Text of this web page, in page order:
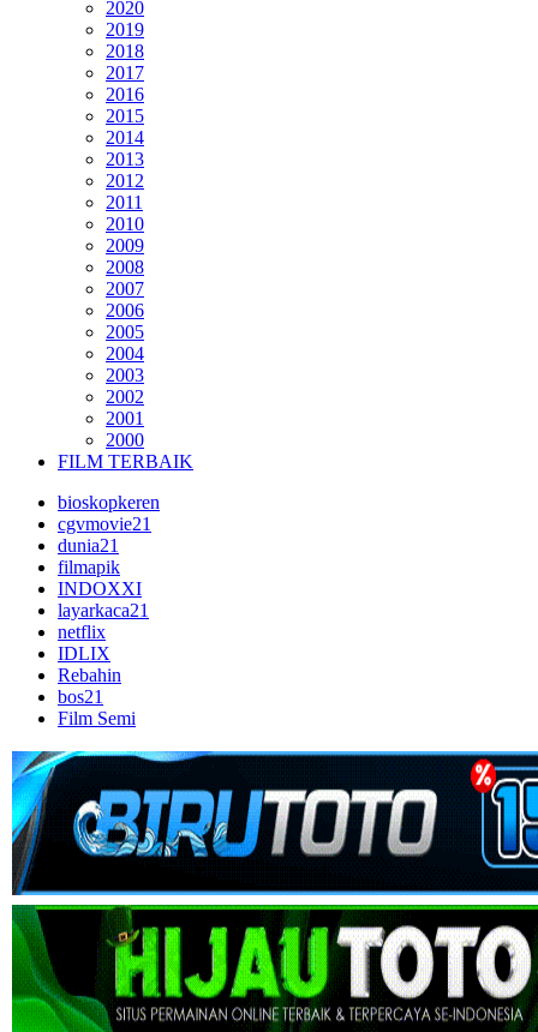
2020
2019
2018
2017
2016
2015
2014
2013
2012
2011
2010
2009
2008
2007
2006
2005
2004
2003
2002
2001
2000
FILM TERBAIK
bioskopkeren
cgvmovie21
dunia21
filmapik
INDOXXI
layarkaca21
netflix
IDLIX
Rebahin
bos21
Film Semi